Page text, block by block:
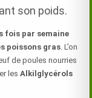
son poids.
fois par semaine
poissons gras . L’on
de poules nourries
lesAlkilglycérols